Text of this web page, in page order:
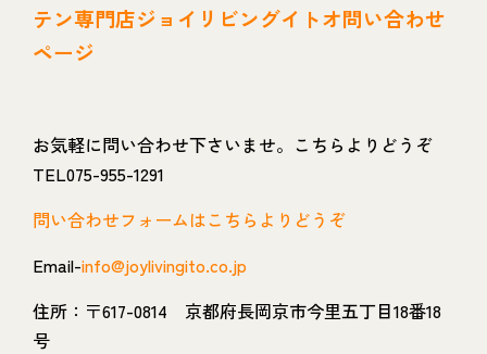
テン専門店ジョイリビングイトオ問い合わせ
ページ
お気軽に問い合わせ下さいませ。こちらよりどうぞ
TEL075-955-1291
問い合わせフォームはこちらよりどうぞ
Email-info@joylivingito.co.jp
住所：〒617-0814 京都府長岡京市今里五丁目18番18
号